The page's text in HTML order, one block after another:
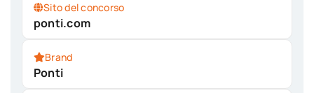
Sito del concorso
ponti.com
Brand
Ponti